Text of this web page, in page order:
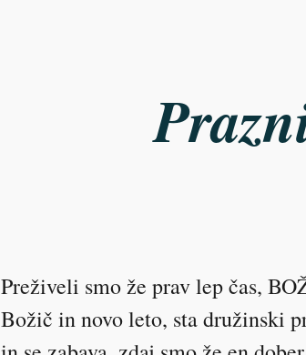
Preživeli smo že prav lep čas,
Božič in novo leto, sta družinski